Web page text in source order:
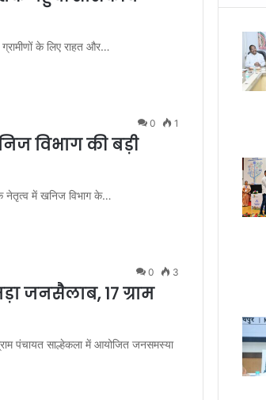
के लिए राहत और…
0 1
विभाग की बड़ी
नेतृत्व में खनिज विभाग के…
0 3
जनसैलाब, 17 ग्राम
पंचायत साल्हेकला में आयोजित जनसमस्या